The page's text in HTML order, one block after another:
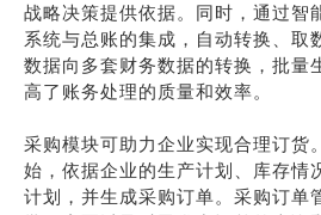
战略决策提供依据。同时，通过智
系统与总账的集成，自动转换、取
数据向多套财务数据的转换，批量
高了账务处理的质量和效率。
采购模块可助力企业实现合理订货
始，依据企业的生产计划、库存情
计划，并生成采购订单。采购订单